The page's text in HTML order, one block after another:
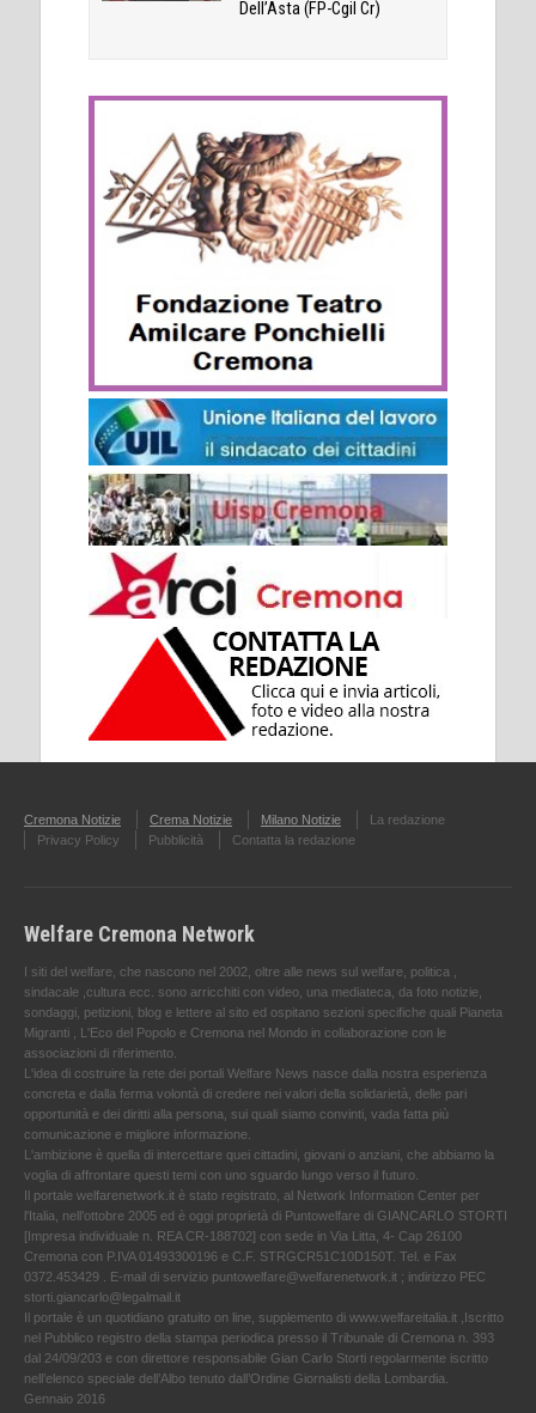
Dell’Asta (FP-Cgil Cr)
Cremona Notizie Crema Notizie Milano Notizie
La redazione
Privacy Policy
Pubblicità Contatta la redazione
Welfare Cremona Network
I siti del welfare, che nascono nel 2002, oltre alle news sul welfare, politica ,
sindacale ,cultura ecc. sono arricchiti con video, una mediateca, da foto notizie,
sondaggi, petizioni, blog e lettere al sito ed ospitano sezioni specifiche quali Pianeta
Migranti , L'Eco del Popolo e Cremona nel Mondo in collaborazione con le
associazioni di riferimento.
L'idea di costruire la rete dei portali Welfare News nasce dalla nostra esperienza
concreta e dalla ferma volontà di credere nei valori della solidarietà, delle pari
opportunità e dei diritti alla persona, sui quali siamo convinti, vada fatta più
comunicazione e migliore informazione.
L'ambizione è quella di intercettare quei cittadini, giovani o anziani, che abbiamo la
voglia di affrontare questi temi con uno sguardo lungo verso il futuro.
Il portale welfarenetwork.it è stato registrato, al Network Information Center per
l'Italia, nell’ottobre 2005 ed è oggi proprietà di Puntowelfare di GIANCARLO STORTI
[Impresa individuale n. REA CR-188702] con sede in Via Litta, 4- Cap 26100
Cremona con P.IVA 01493300196 e C.F. STRGCR51C10D150T. Tel. e Fax
0372.453429 . E-mail di servizio puntowelfare@welfarenetwork.it ; indirizzo PEC
storti.giancarlo@legalmail.it
Il portale è un quotidiano gratuito on line, supplemento di www.welfareitalia.it ,Iscritto
nel Pubblico registro della stampa periodica presso il Tribunale di Cremona n. 393
dal 24/09/203 e con direttore responsabile Gian Carlo Storti regolarmente iscritto
nell’elenco speciale dell’Albo tenuto dall’Ordine Giornalisti della Lombardia.
Gennaio 2016